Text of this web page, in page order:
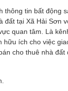
thông tin bất động
đất tại Xã Hải Sơn
quan tâm. Là
ích cho việc
cho thuê nhà đất